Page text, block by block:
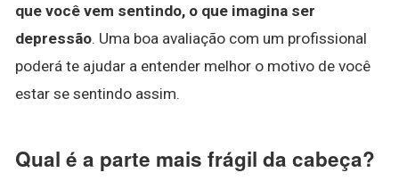
que você vem sentindo, o que imagina ser
depressão. Uma boa avaliação com um profissional
poderá te ajudar a entender melhor o motivo de você
estar se sentindo assim.
Qual é a parte mais frágil da cabeça?